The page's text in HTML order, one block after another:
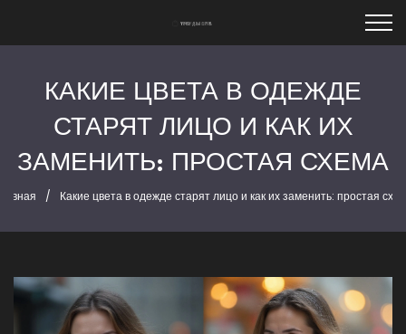
КАКИЕ ЦВЕТА В ОДЕЖДЕ
СТАРЯТ ЛИЦО И КАК ИХ
ЗАМЕНИТЬ: ПРОСТАЯ СХЕМА
Какие цвета в одежде старят лицо и как их заменить: простая